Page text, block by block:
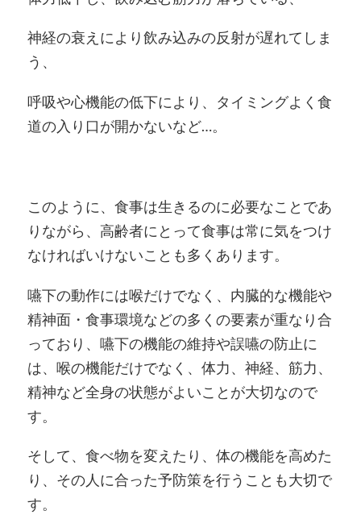
神経の衰えにより飲み込みの反射が遅れてしま
う、
呼吸や心機能の低下により、タイミングよく食
道の入り口が開かないなど…。
このように、食事は生きるのに必要なことであ
りながら、高齢者にとって食事は常に気をつけ
なければいけないことも多くあります。
嚥下の動作には喉だけでなく、内臓的な機能や
精神面・食事環境などの多くの要素が重なり合
っており、嚥下の機能の維持や誤嚥の防止に
は、喉の機能だけでなく、体力、神経、筋力、
精神など全身の状態がよいことが大切なので
す。
そして、食べ物を変えたり、体の機能を高めた
り、その人に合った予防策を行うことも大切で
す。